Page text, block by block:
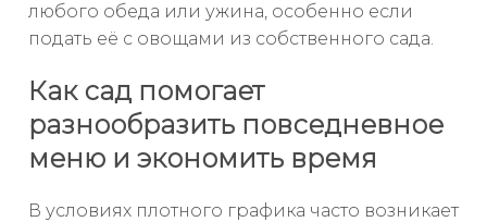
любого обеда или ужина, особенно если
подать её с овощами из собственного сада.
Как сад помогает
разнообразить повседневное
меню и экономить время
В условиях плотного графика часто возникает